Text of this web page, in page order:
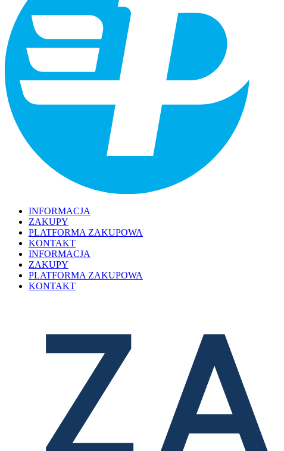
INFORMACJA
ZAKUPY
PLATFORMA ZAKUPOWA
KONTAKT
INFORMACJA
ZAKUPY
PLATFORMA ZAKUPOWA
KONTAKT